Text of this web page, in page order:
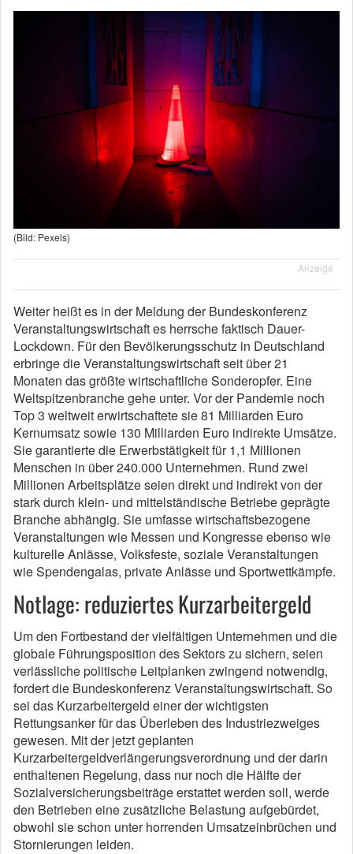
(Bild: Pexels)
Anzeige
Weiter heißt es in der Meldung der Bundeskonferenz
Veranstaltungswirtschaft es herrsche faktisch Dauer-
Lockdown. Für den Bevölkerungsschutz in Deutschland
erbringe die Veranstaltungswirtschaft seit über 21
Monaten das größte wirtschaftliche Sonderopfer. Eine
Weltspitzenbranche gehe unter. Vor der Pandemie noch
Top 3 weltweit erwirtschaftete sie 81 Milliarden Euro
Kernumsatz sowie 130 Milliarden Euro indirekte Umsätze.
Sie garantierte die Erwerbstätigkeit für 1,1 Millionen
Menschen in über 240.000 Unternehmen. Rund zwei
Millionen Arbeitsplätze seien direkt und indirekt von der
stark durch klein- und mittelständische Betriebe geprägte
Branche abhängig. Sie umfasse wirtschaftsbezogene
Veranstaltungen wie Messen und Kongresse ebenso wie
kulturelle Anlässe, Volksfeste, soziale Veranstaltungen
wie Spendengalas, private Anlässe und Sportwettkämpfe.
Notlage: reduziertes Kurzarbeitergeld
Um den Fortbestand der vielfältigen Unternehmen und die
globale Führungsposition des Sektors zu sichern, seien
verlässliche politische Leitplanken zwingend notwendig,
fordert die Bundeskonferenz Veranstaltungswirtschaft. So
sei das Kurzarbeitergeld einer der wichtigsten
Rettungsanker für das Überleben des Industriezweiges
gewesen. Mit der jetzt geplanten
Kurzarbeitergeldverlängerungsverordnung und der darin
enthaltenen Regelung, dass nur noch die Hälfte der
Sozialversicherungsbeiträge erstattet werden soll, werde
den Betrieben eine zusätzliche Belastung aufgebürdet,
obwohl sie schon unter horrenden Umsatzeinbrüchen und
Stornierungen leiden.